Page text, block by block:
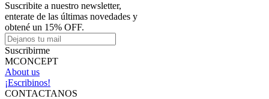
Suscribite a nuestro newsletter,
enterate de las últimas novedades y
obtené un 15% OFF.
Suscribirme
MCONCEPT
About us
¡Escribinos!
CONTACTANOS